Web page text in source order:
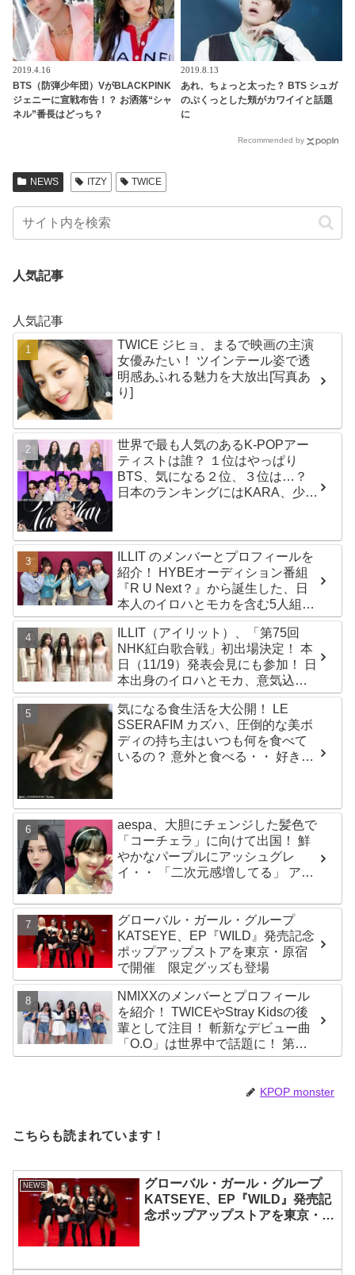
2019.4.16
BTS（防弾少年団）VがBLACKPINK
ジェニーに宣戦布告！？ お洒落“シャ
ネル”番長はどっち？
2019.8.13
あれ、ちょっと太った？ BTS シュガ
のぷくっとした頬がカワイイと話題
に
Recommended by
NEWS ITZY TWICE
人気記事
人気記事
TWICE ジヒョ、まるで映画の主演
女優みたい！ ツインテール姿で透
明感あふれる魅力を大放出[写真あ
り]
世界で最も人気のあるK-POPアー
ティストは誰？ １位はやっぱり
BTS、気になる２位、３位は…？
日本のランキングにはKARA、少女
ILLIT のメンバーとプロフィールを
紹介！ HYBEオーディション番組
『R U Next？』から誕生した、日
本人のイロハとモカを含む5人組ガ
ールズグループ！ デビュー曲
「Magnetic」がいきなりの大ヒッ
ト
ILLIT（アイリット）、「第75回
NHK紅白歌合戦」初出場決定！ 本
日（11/19）発表会見にも参加！ 日
本出身のイロハとモカ、意気込み
を語る「ずっと夢見てたステー
ジ…嬉しくて光栄」
気になる食生活を大公開！ LE
SSERAFIM カズハ、圧倒的な美ボ
ディの持ち主はいつも何を食べて
いるの？ 意外と食べる・・ 好きな
aespa、大胆にチェンジした髪色で
「コーチェラ」に向けて出国！ 鮮
やかなパープルにアッシュグレ
イ・・ 「二次元感増してる」 アバ
グローバル・ガール・グループ
KATSEYE、EP『WILD』発売記念
ポップアップストアを東京・原宿
で開催 限定グッズも登場
NMIXXのメンバーとプロフィール
を紹介！ TWICEやStray Kidsの後
輩として注目！ 斬新なデビュー曲
「O.O」は世界中で話題に！ 第４
世代を代表する美女ソリュンをは
いわれるその魅力をチェックKPOP monster
こちらも読まれています！
NEWS
グローバル・ガール・グループ
KATSEYE、EP『WILD』発売記
念ポップアップストアを東京・原